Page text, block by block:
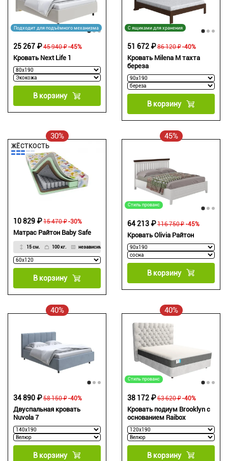
Подходит для подъёмного механизма
Кровать Next Life 1
45 940 ₽
25 267 ₽ -45%
В корзину
С ящиками для хранения
Кровать Milena М тахта
береза
86 120 ₽
51 672 ₽ -40%
В корзину
30%
ЖЁСТКОСТЬ
Матрас Райтон Baby Safe
15 см. 100 кг. независимый
15 470 ₽
10 829 ₽ -30%
В корзину
45%
Стиль прованс
Кровать Olivia Райтон
116 750 ₽
64 213 ₽ -45%
В корзину
40%
Двуспальная кровать
Nuvola 7
58 150 ₽
34 890 ₽ -40%
В корзину
40%
Стиль прованс
Кровать подиум Brooklyn с
основанием Raibox
63 620 ₽
38 172 ₽ -40%
В корзину